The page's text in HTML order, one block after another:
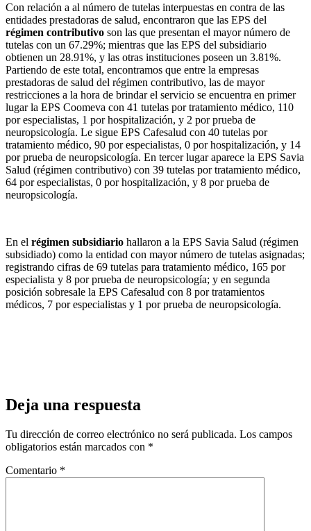
Con relación a al número de tutelas interpuestas en contra de las
entidades prestadoras de salud, encontraron que las EPS del
régimen contributivo son las que presentan el mayor número de
tutelas con un 67.29%; mientras que las EPS del subsidiario
obtienen un 28.91%, y las otras instituciones poseen un 3.81%.
Partiendo de este total, encontramos que entre la empresas
prestadoras de salud del régimen contributivo, las de mayor
restricciones a la hora de brindar el servicio se encuentra en primer
lugar la EPS Coomeva con 41 tutelas por tratamiento médico, 110
por especialistas, 1 por hospitalización, y 2 por prueba de
neuropsicología. Le sigue EPS Cafesalud con 40 tutelas por
tratamiento médico, 90 por especialistas, 0 por hospitalización, y 14
por prueba de neuropsicología. En tercer lugar aparece la EPS Savia
Salud (régimen contributivo) con 39 tutelas por tratamiento médico,
64 por especialistas, 0 por hospitalización, y 8 por prueba de
neuropsicología.
En el régimen subsidiario hallaron a la EPS Savia Salud (régimen
subsidiado) como la entidad con mayor número de tutelas asignadas;
registrando cifras de 69 tutelas para tratamiento médico, 165 por
especialista y 8 por prueba de neuropsicología; y en segunda
posición sobresale la EPS Cafesalud con 8 por tratamientos
médicos, 7 por especialistas y 1 por prueba de neuropsicología.
Deja una respuesta
Tu dirección de correo electrónico no será publicada. Los campos
obligatorios están marcados con *
Comentario *